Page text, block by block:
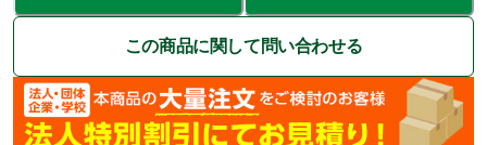
この商品に関して問い合わせる